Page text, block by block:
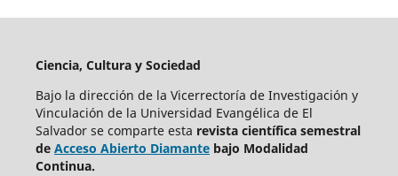
Ciencia, Cultura y Sociedad
Bajo la dirección de la Vicerrectoría de Investigación y
Vinculación de la Universidad Evangélica de El
Salvador se comparte esta revista científica semestral
de Acceso Abierto Diamantebajo Modalidad
Continua.